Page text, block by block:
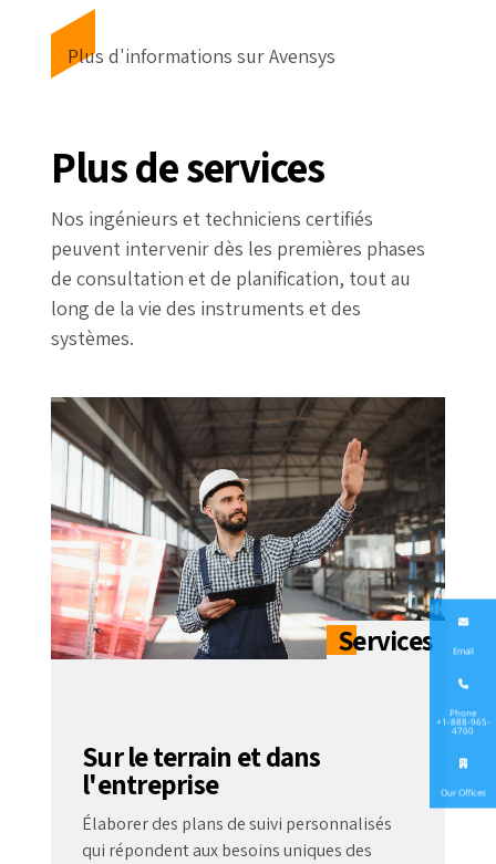
Plus d'informations sur Avensys
Plus de services
Nos ingénieurs et techniciens certifiés
peuvent intervenir dès les premières phases
de consultation et de planification, tout au
long de la vie des instruments et des
systèmes.
Sur le terrain et dans
l'entreprise
Élaborer des plans de suivi personnalisés
qui répondent aux besoins uniques des
Email
Phone
+1-888-965-
4700
Our Offices